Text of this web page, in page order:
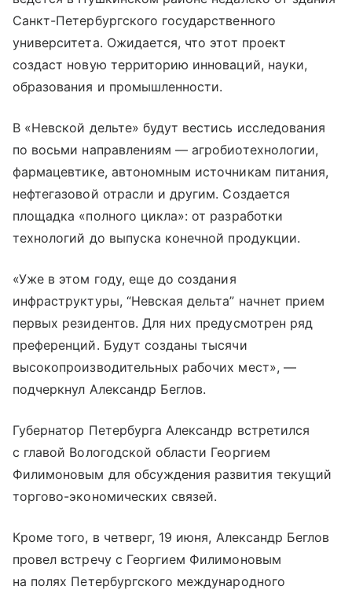
Санкт-Петербургского государственного
университета. Ожидается, что этот проект
создаст новую территорию инноваций, науки,
образования и промышленности.
В «Невской дельте» будут вестись исследования
по восьми направлениям — агробиотехнологии,
фармацевтике, автономным источникам питания,
нефтегазовой отрасли и другим. Создается
площадка «полного цикла»: от разработки
технологий до выпуска конечной продукции.
«Уже в этом году, еще до создания
инфраструктуры, “Невская дельта” начнет прием
первых резидентов. Для них предусмотрен ряд
преференций. Будут созданы тысячи
высокопроизводительных рабочих мест», —
подчеркнул Александр Беглов.
Губернатор Петербурга Александр встретился
с главой Вологодской области Георгием
Филимоновым для обсуждения развития текущий
торгово-экономических связей.
Кроме того, в четверг, 19 июня, Александр Беглов
провел встречу с Георгием Филимоновым
на полях Петербургского международного